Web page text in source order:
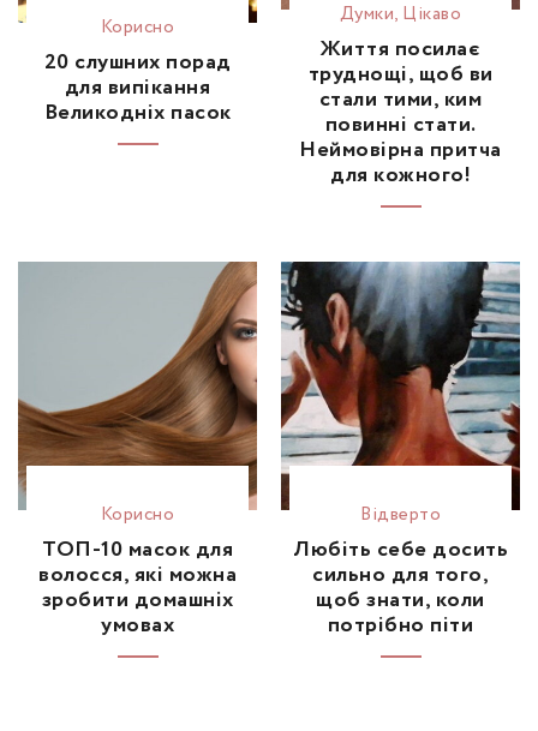
Корисно
20 слушних порад
для випікання
Великодніх пасок
Думки, Цікаво
Життя посилає
труднощі, щоб ви
стали тими, ким
повинні стати.
Неймовірна притча
для кожного!
Корисно
ТОП-10 масок для
волосся, які можна
зробити домашніх
умовах
Відвертo
Любіть себе досить
сильно для того,
щоб знати, коли
потрібно піти